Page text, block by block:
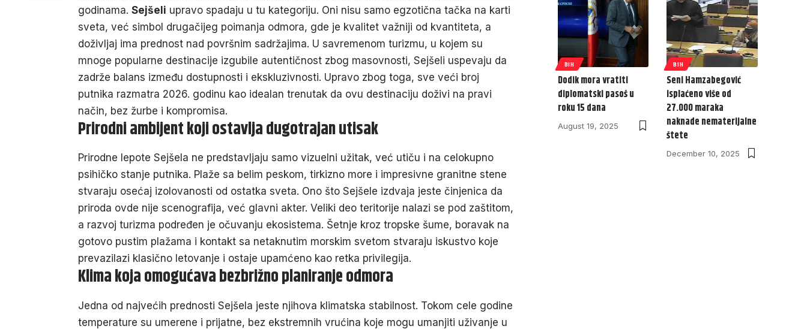
godinama. Sejšeli upravo spadaju u tu kategoriju. Oni nisu samo egzotična tačka na karti
sveta, već simbol drugačijeg poimanja odmora, gde je kvalitet važniji od kvantiteta, a
doživljaj ima prednost nad površnim sadržajima. U savremenom turizmu, u kojem su
mnoge popularne destinacije izgubile autentičnost zbog masovnosti, Sejšeli uspevaju da
zadrže balans između dostupnosti i ekskluzivnosti. Upravo zbog toga, sve veći broj
putnika razmatra 2026. godinu kao idealan trenutak da ovu destinaciju doživi na pravi
način, bez žurbe i kompromisa.
Prirodni ambijent koji ostavlja dugotrajan utisak
Prirodne lepote Sejšela ne predstavljaju samo vizuelni užitak, već utiču i na celokupno
psihičko stanje putnika. Plaže sa belim peskom, tirkizno more i impresivne granitne stene
stvaraju osećaj izolovanosti od ostatka sveta. Ono što Sejšele izdvaja jeste činjenica da
priroda ovde nije scenografija, već glavni akter. Veliki deo teritorije nalazi se pod zaštitom,
a razvoj turizma podređen je očuvanju ekosistema. Šetnje kroz tropske šume, boravak na
gotovo pustim plažama i kontakt sa netaknutim morskim svetom stvaraju iskustvo koje
prevazilazi klasično letovanje i ostaje upamćeno kao retka privilegija.
Klima koja omogućava bezbrižno planiranje odmora
Jedna od najvećih prednosti Sejšela jeste njihova klimatska stabilnost. Tokom cele godine
temperature su umerene i prijatne, bez ekstremnih vrućina koje mogu umanjiti uživanje u
BIH
Dodik mora vratiti
diplomatski pasoš u
roku 15 dana
August 19, 2025
BIH
Seni Hamzabegović
isplaćeno više od
27.000 maraka
naknade nematerijalne
štete
December 10, 2025